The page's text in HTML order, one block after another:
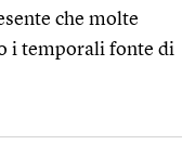
che molte
i temporali fonte di